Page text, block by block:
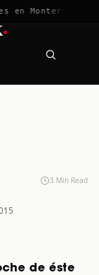
en Monterrey · 12
·
3 Min Read
de éste